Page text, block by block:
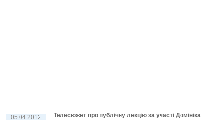
05.04.2012
Телесюжет про публічну лекцію за участі Домініка